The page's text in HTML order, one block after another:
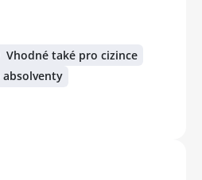
Vhodné také pro cizince